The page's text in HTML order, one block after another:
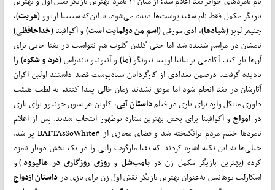
بازیگر مکمل فقط نام سفیدپوست‌ها دیده می‌شود. با این‌که سینتیا اریوو ( هریت)،
جنیفر لوپز ( شیادها)، ادی مورفی (اسم من دولمایت است) و آکوافینا (خداحافظی)
نامشان در مراسم شنیده شد اما حتی گلدن گلوب هم نتواست در بفتا جایی برای
آن‌ها‌ باز کند. آکادمی بریتانیا لوپیتا نیونگو (ما) و آنتونیو باندراس (درد و شکوه) را
نادیده گرفت. درضمن تعدادی از کارگردانان سیاه‌پوست قصد داشتند اولین اکران
آثارشان در بفتا انجام شود اما موفق نشدند زمان خالی پیدا کنند. به لطف هیئت
داوری مایکل وارد برای بازی در فیلمداستان آبی، کلوین هریسون جونیور برای بازی
در امواجو آکوافینا برای بخش بهترین ستاره نوظهور انتخاب شدند. پس از اعلام
نامزدها خشم مردم برانگیخته شد و فضای مجازی از #BAFTAsSoWhite پر شد.
خیلی‌ها به این نکته اشاره کردند که بفتا مارگوت رابی را در یک بخش دوبار نامزد
کرده (بهترین بازیگر مکمل زن در بامب‌شلو روزی روزگاری در هالیوود) و
اسکارلت یوهانسن به‌عنوان بهترین بازیگر نقش اول زن برای بازی در داستان ازدواج